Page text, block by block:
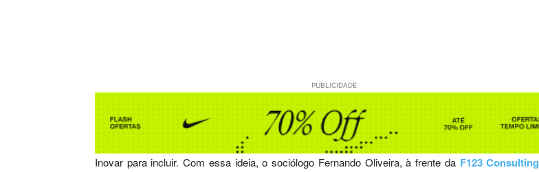
PUBLICIDADE
Inovar para incluir. Com essa ideia, o sociólogo Fernando Oliveira, à frente da F123 Consulting